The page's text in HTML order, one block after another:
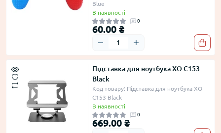
Blue
В наявності
0
60.00 ₴
Підставка для ноутбука XO C153
Black
Код товару: Підставка для ноутбука XO
C153 Black
В наявності
0
669.00 ₴